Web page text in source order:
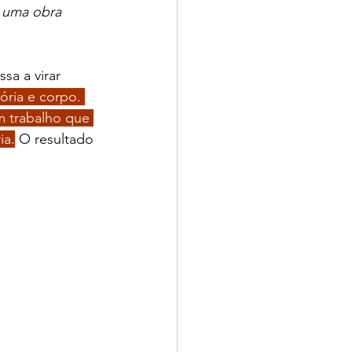
obra
a virar
e corpo.
trabalho que
O resultado